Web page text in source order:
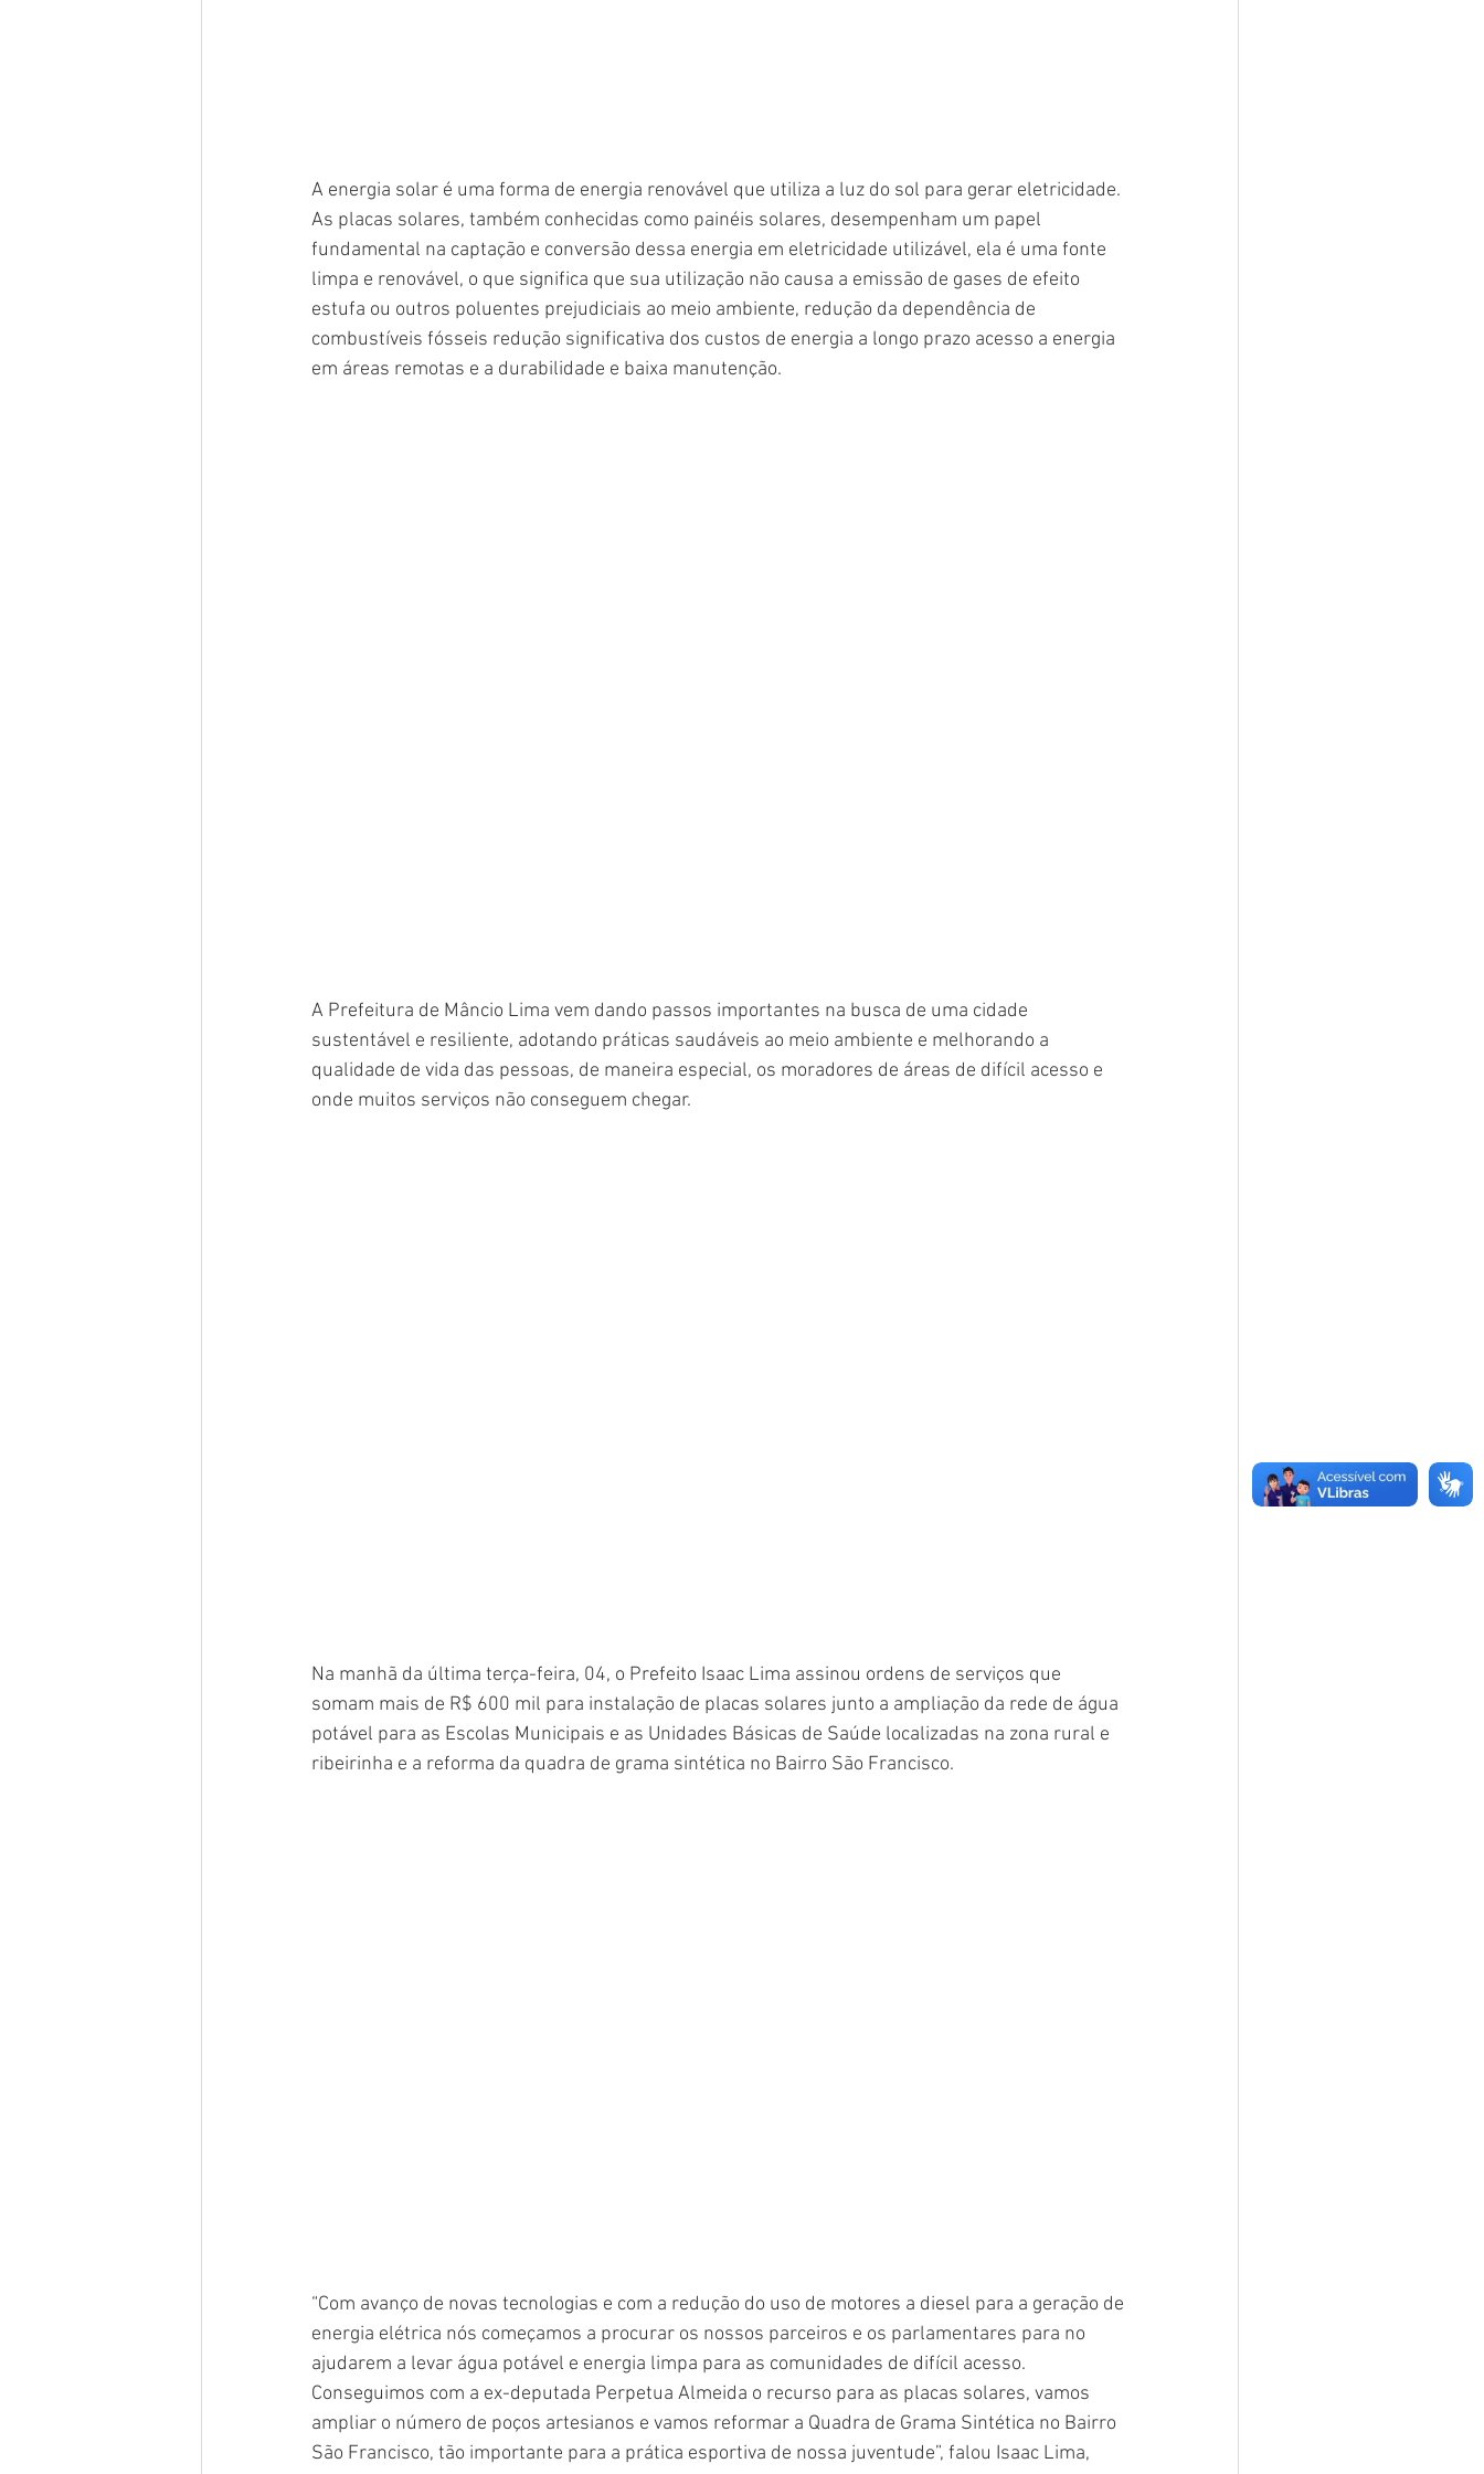
A energia solar é uma forma de energia renovável que utiliza a luz do sol para gerar eletricidade.
As placas solares, também conhecidas como painéis solares, desempenham um papel
fundamental na captação e conversão dessa energia em eletricidade utilizável, ela é uma fonte
limpa e renovável, o que significa que sua utilização não causa a emissão de gases de efeito
estufa ou outros poluentes prejudiciais ao meio ambiente, redução da dependência de
combustíveis fósseis redução significativa dos custos de energia a longo prazo acesso a energia
em áreas remotas e a durabilidade e baixa manutenção.
A Prefeitura de Mâncio Lima vem dando passos importantes na busca de uma cidade
sustentável e resiliente, adotando práticas saudáveis ao meio ambiente e melhorando a
qualidade de vida das pessoas, de maneira especial, os moradores de áreas de difícil acesso e
onde muitos serviços não conseguem chegar.
Na manhã da última terça-feira, 04, o Prefeito Isaac Lima assinou ordens de serviços que
somam mais de R$ 600 mil para instalação de placas solares junto a ampliação da rede de água
potável para as Escolas Municipais e as Unidades Básicas de Saúde localizadas na zona rural e
ribeirinha e a reforma da quadra de grama sintética no Bairro São Francisco.
“Com avanço de novas tecnologias e com a redução do uso de motores a diesel para a geração de
energia elétrica nós começamos a procurar os nossos parceiros e os parlamentares para no
ajudarem a levar água potável e energia limpa para as comunidades de difícil acesso.
Conseguimos com a ex-deputada Perpetua Almeida o recurso para as placas solares, vamos
ampliar o número de poços artesianos e vamos reformar a Quadra de Grama Sintética no Bairro
São Francisco, tão importante para a prática esportiva de nossa juventude”, falou Isaac Lima,